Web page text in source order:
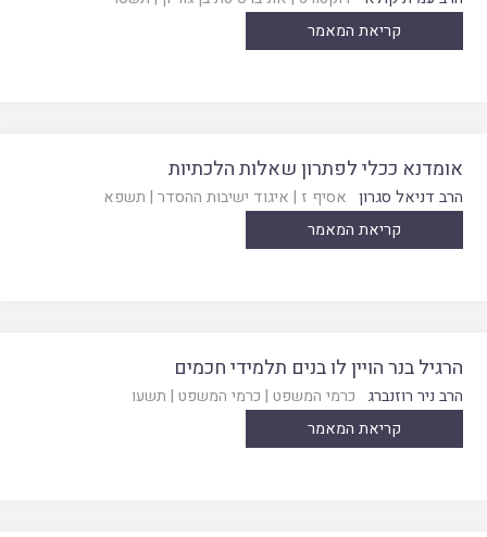
קריאת המאמר
אומדנא ככלי לפתרון שאלות הלכתיות
הרב דניאל סגרון אסיף ז | איגוד ישיבות ההסדר | תשפא
קריאת המאמר
הרגיל בנר הויין לו בנים תלמידי חכמים
הרב ניר רוזנברג כרמי המשפט | כרמי המשפט | תשעו
קריאת המאמר